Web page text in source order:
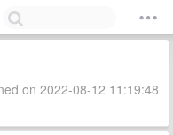
on 2022-08-12 11:19:48